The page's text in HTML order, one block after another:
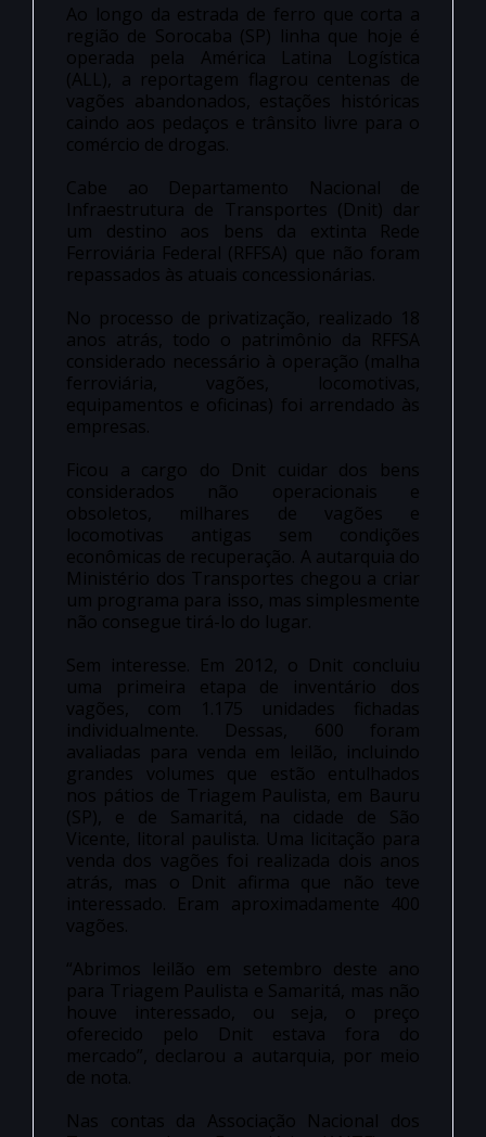
Ao longo da estrada de ferro que corta a
região de Sorocaba (SP) linha que hoje é
operada pela América Latina Logística
(ALL), a reportagem flagrou centenas de
vagões abandonados, estações históricas
caindo aos pedaços e trânsito livre para o
comércio de drogas.
Cabe ao Departamento Nacional de
Infraestrutura de Transportes (Dnit) dar
um destino aos bens da extinta Rede
Ferroviária Federal (RFFSA) que não foram
repassados às atuais concessionárias.
No processo de privatização, realizado 18
anos atrás, todo o patrimônio da RFFSA
considerado necessário à operação (malha
ferroviária, vagões, locomotivas,
equipamentos e oficinas) foi arrendado às
empresas.
Ficou a cargo do Dnit cuidar dos bens
considerados não operacionais e
obsoletos, milhares de vagões e
locomotivas antigas sem condições
econômicas de recuperação. A autarquia do
Ministério dos Transportes chegou a criar
um programa para isso, mas simplesmente
não consegue tirá-lo do lugar.
Sem interesse. Em 2012, o Dnit concluiu
uma primeira etapa de inventário dos
vagões, com 1.175 unidades fichadas
individualmente. Dessas, 600 foram
avaliadas para venda em leilão, incluindo
grandes volumes que estão entulhados
nos pátios de Triagem Paulista, em Bauru
(SP), e de Samaritá, na cidade de São
Vicente, litoral paulista. Uma licitação para
venda dos vagões foi realizada dois anos
atrás, mas o Dnit afirma que não teve
interessado. Eram aproximadamente 400
vagões.
“Abrimos leilão em setembro deste ano
para Triagem Paulista e Samaritá, mas não
houve interessado, ou seja, o preço
oferecido pelo Dnit estava fora do
mercado”, declarou a autarquia, por meio
de nota.
Nas contas da Associação Nacional dos